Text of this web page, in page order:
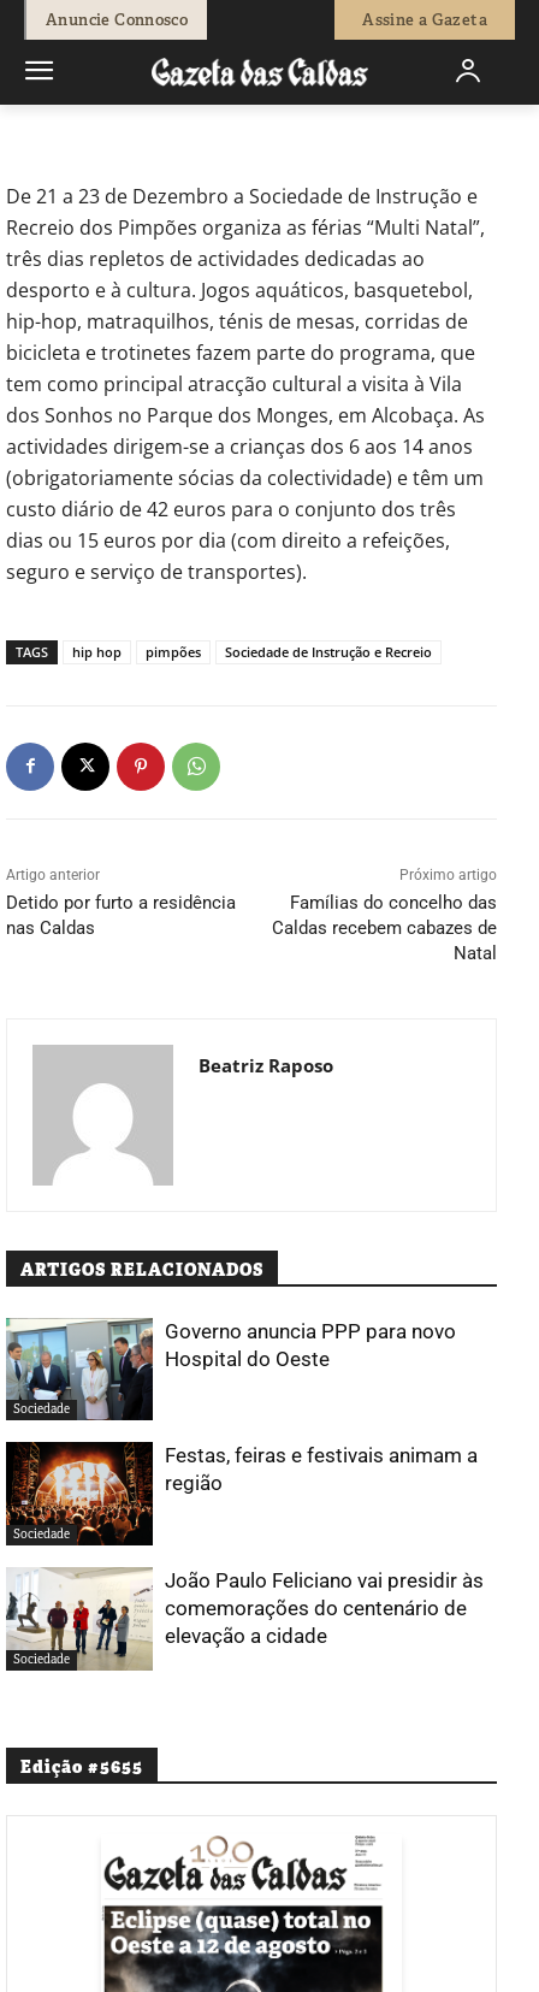
Anuncie Connosco Assine a Gazeta
Beatriz Raposo - 599 0
De 21 a 23 de Dezembro a Sociedade de Instrução e
Recreio dos Pimpões organiza as férias “Multi Natal”,
três dias repletos de actividades dedicadas ao
desporto e à cultura. Jogos aquáticos, basquetebol,
hip-hop, matraquilhos, ténis de mesas, corridas de
bicicleta e trotinetes fazem parte do programa, que
tem como principal atracção cultural a visita à Vila
dos Sonhos no Parque dos Monges, em Alcobaça. As
actividades dirigem-se a crianças dos 6 aos 14 anos
(obrigatoriamente sócias da colectividade) e têm um
custo diário de 42 euros para o conjunto dos três
dias ou 15 euros por dia (com direito a refeições,
seguro e serviço de transportes).
TAGS hip hop pimpões Sociedade de Instrução e Recreio
Artigo anterior
Detido por furto a residência
nas Caldas
Próximo artigo
Famílias do concelho das
Caldas recebem cabazes de
Natal
Beatriz Raposo
ARTIGOS RELACIONADOS
Sociedade
Governo anuncia PPP para novo
Hospital do Oeste
Sociedade
Festas, feiras e festivais animam a
região
Sociedade
João Paulo Feliciano vai presidir às
comemorações do centenário de
elevação a cidade
Edição #5655